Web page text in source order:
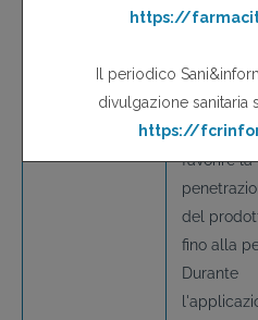
18,80 mg/ml +
0,2 mg/ml)
poi
modo da
favorire la
del
fino alla
Durante